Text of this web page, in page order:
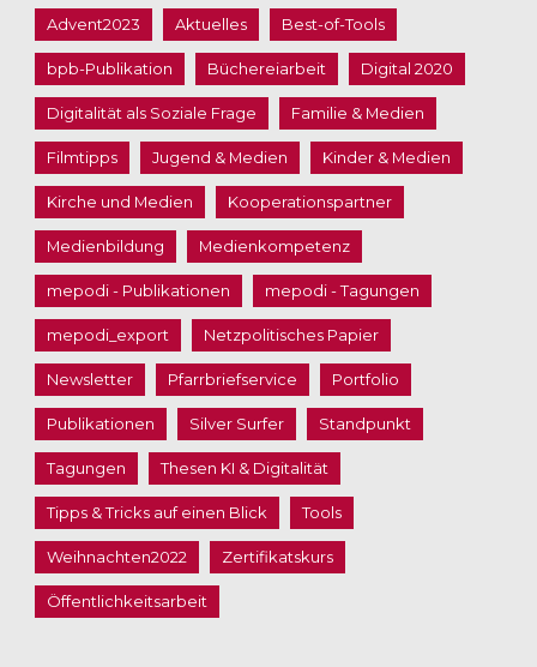
Advent2023 Aktuelles Best-of-Tools
bpb-Publikation Büchereiarbeit Digital 2020
Digitalität als Soziale Frage Familie & Medien
Filmtipps Jugend & Medien Kinder & Medien
Kirche und Medien Kooperationspartner
Medienbildung Medienkompetenz
mepodi - Publikationen mepodi - Tagungen
mepodi_export Netzpolitisches Papier
Newsletter Pfarrbriefservice Portfolio
Publikationen Silver Surfer Standpunkt
Tagungen Thesen KI & Digitalität
Tipps & Tricks auf einen Blick Tools
Weihnachten2022 Zertifikatskurs
Öffentlichkeitsarbeit